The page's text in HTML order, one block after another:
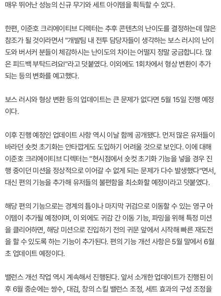
매우 뛰어난 성능의 신규 무기와 세트 아이템을 획득할 수 있다.
한편, 이준호 크리에이티브 디렉터는 추후 콘텐츠의 난이도를 결정하는데 많은
참조가 될 것이라면서 "개발팀 내 전투 담당자들이 생각하는 보스 러시의 난이
도와 버서커 분들이 체감하시는 난이도의 차이는 어떨지 정말 궁금합니다. 많
은 피드백 부탁드려요!"라고 덧붙였다. 이외에도 1회차에서 형상 변환이 추가
되는 등의 변화를 예고했다.
보스 러시와 형상 변환 등의 업데이트는 큰 문제가 없다면 5월 15일 진행 예정
이다.
이후 진행 예정인 업데이트 사항 역시 이날 함께 공개됐다. 먼저 많은 유저들이
바라던 숏컷 초기화는 안타깝게도 도입하기 어려울 것으로 보인다. 이에 대해
이준호 크리에이티브 디렉터는 "현시점에서 숏컷 초기화 기능을 넣을 경우 진
행 중이던 미션을 정상적으로 이어갈 수 없게 되는 문제가 다수 발생했다"면서,
대신 편의 기능을 추가해 유저들의 불편함을 최소화할 예정이라고 덧붙였다.
해당 편의 기능으로는 경계의 틈이나 마지막 귀검으로 이동할 수 있는 영구 아
이템이 추가될 예정이며, 이 외에도 귀감 간 이동 기능, 파밍을 위해 특정 미션
을 클리어하면, 해당 미션으로 진입하기 전의 귀문 앞에서 시작해 빠른 재도전
을 할 수 있도록 하는 기능이 추가된다. 편의 기능 개선 사항은 5월 말에서 6월
초 업데이트 예정이다.
밸런스 개선 작업 역시 계속해서 진행된다. 앞서 소개한 업데이트가 진행된 이
후 6월 중순에는 쌍수, 대검, 창의 스킬 밸런스 조정, 세트 효과의 구성 조정을